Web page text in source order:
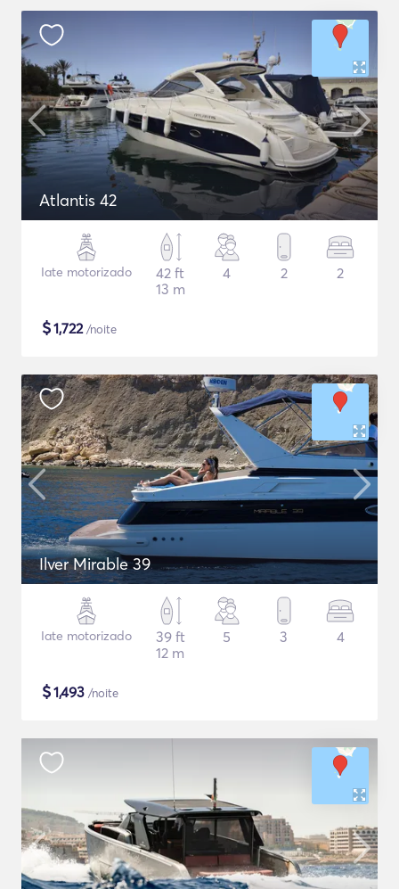
Atlantis 42
Iate motorizado
42 ft
13 m
4 2 2
$1,722/noite
Ilver Mirable 39
Iate motorizado
39 ft
12 m
5 3 4
$1,493 /noite